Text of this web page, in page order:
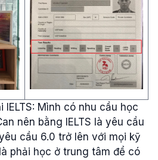
IELTS: Mình có nhu cầu học
nên bằng IELTS là yêu cầu
cầu 6.0 trở lên với mọi kỹ
phải học ở trung tâm để có